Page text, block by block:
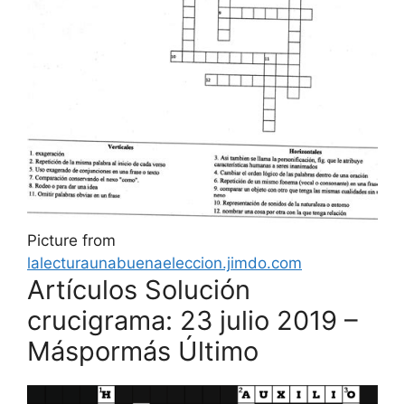
Picture from
lalecturaunabuenaeleccion.jimdo.com
Artículos Solución
crucigrama: 23 julio 2019 –
Máspormás Último